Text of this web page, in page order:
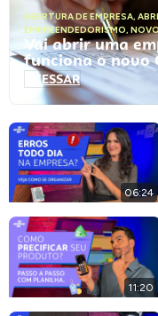
ABERTURA DE EMPRESA,
EMPREENDEDORISMO,
Vai abrir uma
funciona o novo
ACESSAR
06:24
11:20